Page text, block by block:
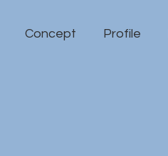
Concept Profile